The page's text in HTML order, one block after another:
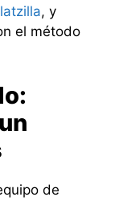
, y
el método
de